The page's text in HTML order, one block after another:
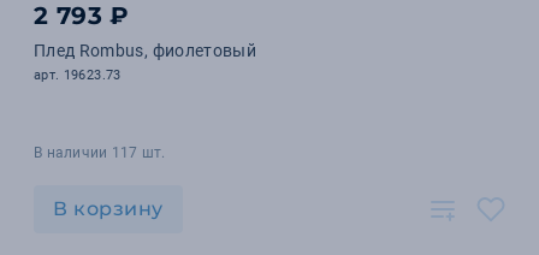
2 793 ₽
Плед Rombus, фиолетовый
арт. 19623.73
В наличии 117 шт.
В корзину